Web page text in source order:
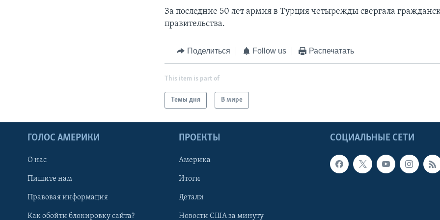
За последние 50 лет армия в Турция четырежды свергала
правительства.
Поделиться Follow us Распечатать
This item is part of
Темы дня В мире
СОЦИАЛЬНЫЕ СЕТИ
ГОЛОС АМЕРИКИ
О нас
Пишите нам
Правовая информация
Как обойти блокировку сайта?
ПРОЕКТЫ
Америка
Итоги
Детали
Новости США за минуту